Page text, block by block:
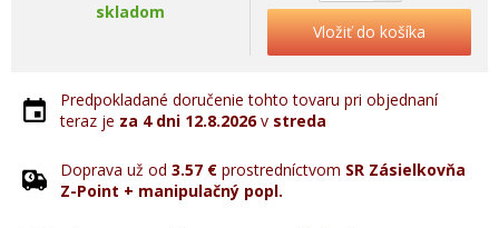
skladom
Vložiť do košíka
Predpokladané doručenie tohto tovaru pri objednaní
teraz je za 4 dni 12.8.2026v streda
Doprava už od 3.57 € prostredníctvom SR Zásielkovňa
Z-Point + manipulačný popl.